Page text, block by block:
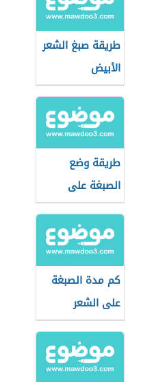
طريقة صبغ الشعر
الأبيض
طريقة وضع
الصبغة على
الشعر
كم مدة الصبغة
على الشعر